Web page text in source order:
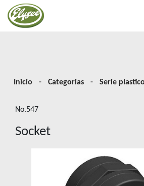
Acerca de nosotros
Green Elysée
Inicio Categorias Serie
No.547
Socket